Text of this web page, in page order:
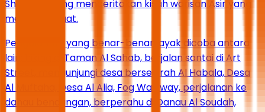
Shamsan yang menceritakan kisah warisan Asir yang
mengakar kuat.
Pengalaman yang benar-benar layak dicoba antara
lain: hiking di Taman Al Sahab, berjalan santai di Art
Street, mengunjungi desa bersejarah Al Habala, Desa
Al Muftaha, Desa Al Alia, Fog Walkway, perjalanan ke
danau bendungan, berperahu di Danau Al Soudah,